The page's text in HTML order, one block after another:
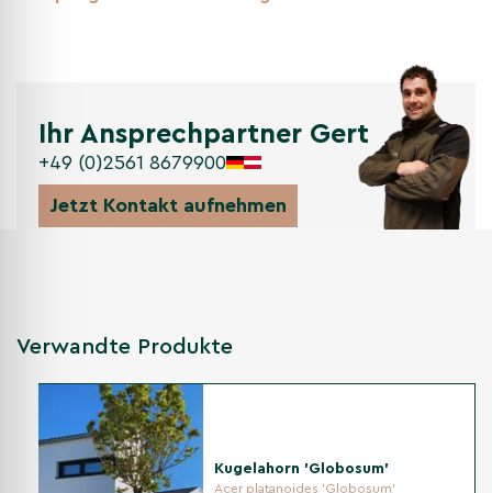
Im Sommer ist die Kugelkrone dicht belaubt und zeigt ihre
Herbst
Im Herbst bleibt Prunus laurocerasus 'Etna' grün. Nach der
Blüte können kleine, dunkle Beeren entstehen. Diese
regelmäßiger Wasserversorgung wächst der Kugel-
Lorbeerbaum 'Etna' gut an und bleibt dicht belaubt.
Standort
Ihr Ansprechpartner Gert
+49 (0)2561 8679900
Jetzt Kontakt aufnehmen
Verwandte Produkte
Kugelahorn 'Globosum'
Acer platanoides 'Globosum'